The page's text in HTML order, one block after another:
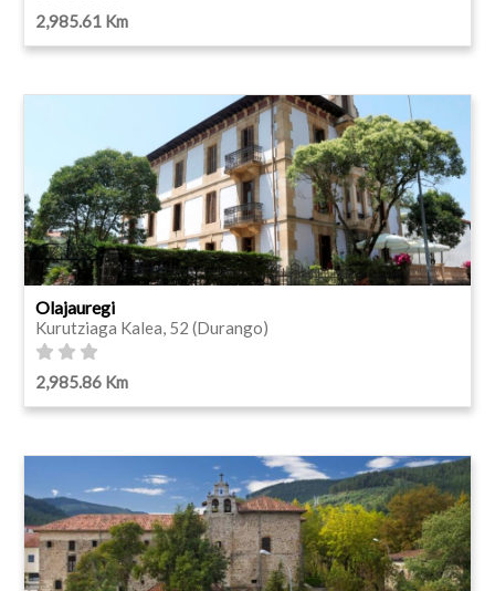
2,985.61 Km
Olajauregi
Kurutziaga Kalea, 52 (Durango)
2,985.86 Km